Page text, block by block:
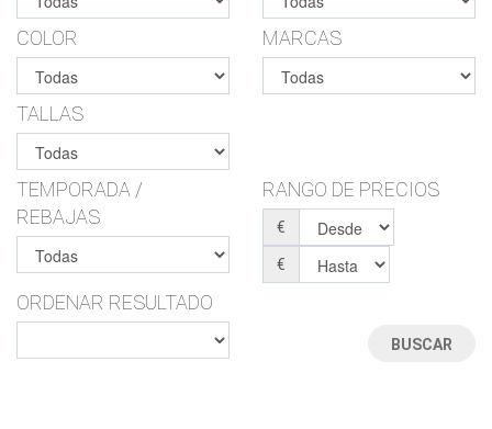
COLOR MARCAS
TALLAS
TEMPORADA /
REBAJAS
RANGO DE PRECIOS
€
€
ORDENAR RESULTADO